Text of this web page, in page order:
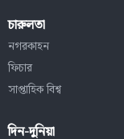
চারুলতা
নগরকাহন
ফিচার
সাপ্তাহিক বিশ্ব
দিন-দুনিয়া